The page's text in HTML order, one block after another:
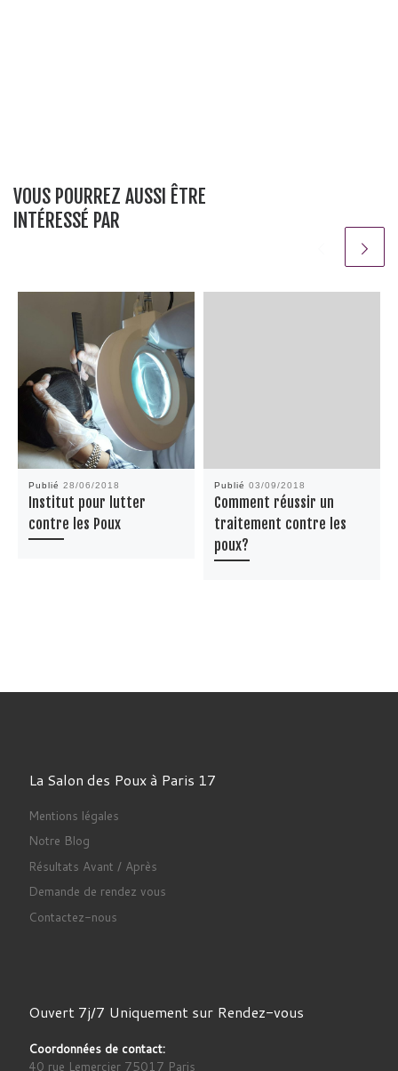
VOUS POURREZ AUSSI ÊTRE
INTÉRESSÉ PAR
Publié 28/06/2018
Institut pour lutter
contre les Poux
Publié 03/09/2018
Comment réussir un
traitement contre les
poux?
La Salon des Poux à Paris 17
Mentions légales
Notre Blog
Résultats Avant / Après
Demande de rendez vous
Contactez-nous
Ouvert 7j/7 Uniquement sur Rendez-vous
Coordonnées de contact:
40 rue Lemercier 75017 Paris